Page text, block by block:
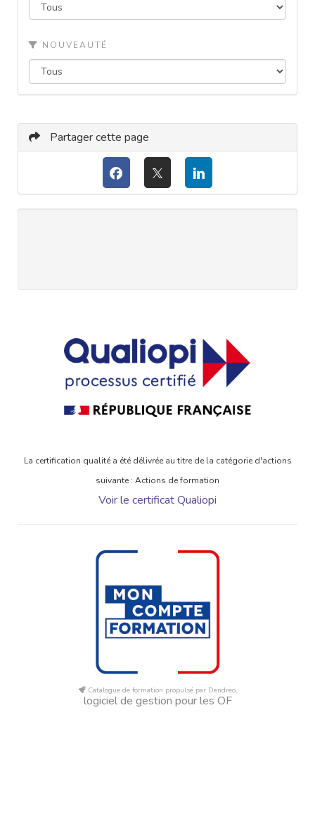
NOUVEAUTÉ
Partager cette page
La certification qualité a été délivrée au titre de la catégorie d'actions
suivante : Actions de formation
Voir le certificat Qualiopi
Catalogue de formation propulsé par Dendreo,
logiciel de gestion pour les OF